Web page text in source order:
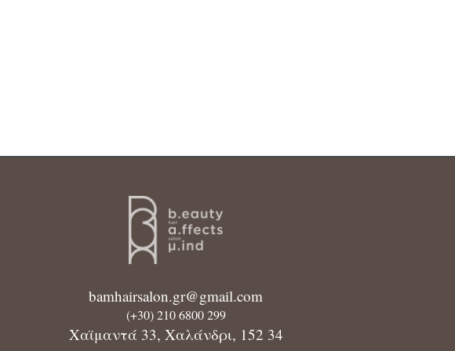
bamhairsalon.gr@gmail.com
(+30) 210 6800 299
Χαϊμαντά 33, Χαλάνδρι, 152 34